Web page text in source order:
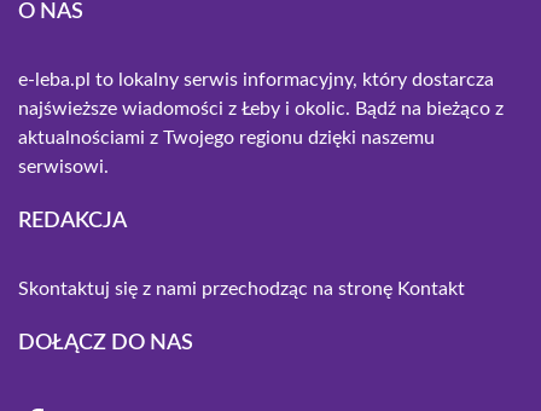
O NAS
e-leba.pl to lokalny serwis informacyjny, który dostarcza
najświeższe wiadomości z Łeby i okolic. Bądź na bieżąco z
aktualnościami z Twojego regionu dzięki naszemu
serwisowi.
REDAKCJA
Skontaktuj się z nami przechodząc na stronę Kontakt
DOŁĄCZ DO NAS